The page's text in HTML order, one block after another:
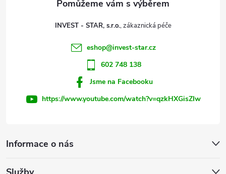
Informace o nás
INVEST - STAR, s.r.o.
eshop@invest-star.cz
602 748 138
Jsme na Facebooku
https://www.youtube.com/watch?v=qzkHXGisZIw